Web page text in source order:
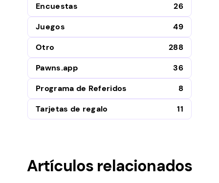
Encuestas
26
Juegos
49
Otro
288
Pawns.app
36
Programa de Referidos
8
Tarjetas de regalo
11
Artículos relacionados